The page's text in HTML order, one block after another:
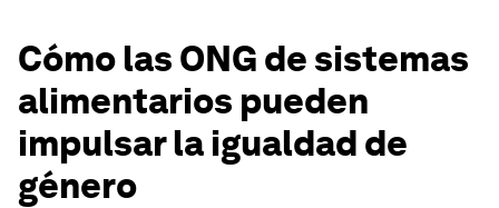
Cómo las ONG de sistemas
alimentarios pueden
impulsar la igualdad de
género